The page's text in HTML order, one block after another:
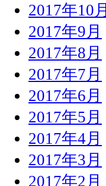
2017年10月
2017年9月
2017年8月
2017年7月
2017年6月
2017年5月
2017年4月
2017年3月
2017年2月